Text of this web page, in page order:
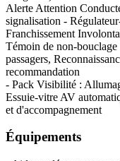
Alerte Attention
signalisation -
Franchissement
Témoin de non-bouclage
passagers,
recommandation
- Pack Visibilité :
Essuie-vitre AV
et d'accompagnement
Équipements